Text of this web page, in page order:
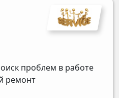
проблем в работе
ремонт